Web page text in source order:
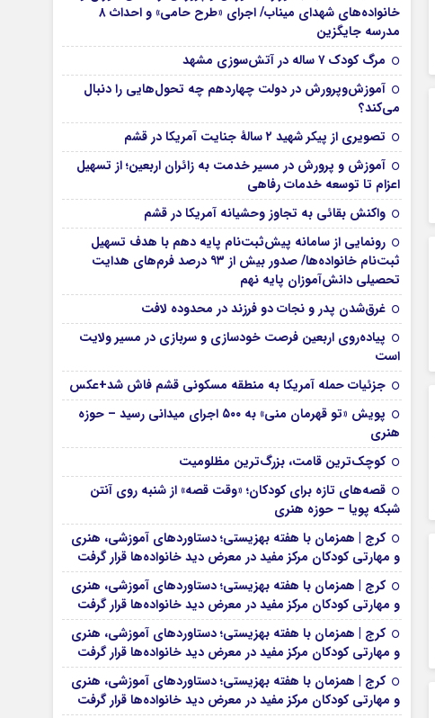
خانواده‌های شهدای میناب/ اجرای «طرح حامی» و احداث ۸
مدرسه جایگزین
مرگ کودک ۷ ساله در آتش‌سوزی مشهد
آموزش‌وپرورش در دولت چهاردهم چه تحول‌هایی را دنبال
می‌کند؟
تصویری از پیکر شهید ۲ سالۀ جنایت آمریکا در قشم
آموزش و پرورش در مسیر خدمت به زائران اربعین؛ از تسهیل
اعزام تا توسعه خدمات رفاهی
واکنش بقائی به تجاوز وحشیانه آمریکا در قشم
رونمایی از سامانه پیش‌ثبت‌نام پایه دهم با هدف تسهیل
ثبت‌نام خانواده‌ها/ صدور بیش از ۹۳ درصد فرم‌های هدایت
تحصیلی دانش‌آموزان پایه نهم
غرق‌شدن پدر و نجات دو فرزند در محدوده لافت
پیاده‌روی اربعین فرصت خودسازی و سربازی در مسیر ولایت
است
جزئیات حمله آمریکا به منطقه مسکونی قشم فاش شد+عکس
پویش «تو قهرمان منی» به ۵۰۰ اجرای میدانی رسید – حوزه
هنری
کوچک‌ترین قامت، بزرگ‌ترین مظلومیت
قصه‌های تازه برای کودکان؛ «وقت قصه» از شنبه روی آنتن
شبکه پویا – حوزه هنری
کرج | همزمان با هفته بهزیستی؛ دستاوردهای آموزشی، هنری
و مهارتی کودکان مرکز مفید در معرض دید خانواده‌ها قرار گرفت
کرج | همزمان با هفته بهزیستی؛ دستاوردهای آموزشی، هنری
و مهارتی کودکان مرکز مفید در معرض دید خانواده‌ها قرار گرفت
کرج | همزمان با هفته بهزیستی؛ دستاوردهای آموزشی، هنری
و مهارتی کودکان مرکز مفید در معرض دید خانواده‌ها قرار گرفت
کرج | همزمان با هفته بهزیستی؛ دستاوردهای آموزشی، هنری
و مهارتی کودکان مرکز مفید در معرض دید خانواده‌ها قرار گرفت